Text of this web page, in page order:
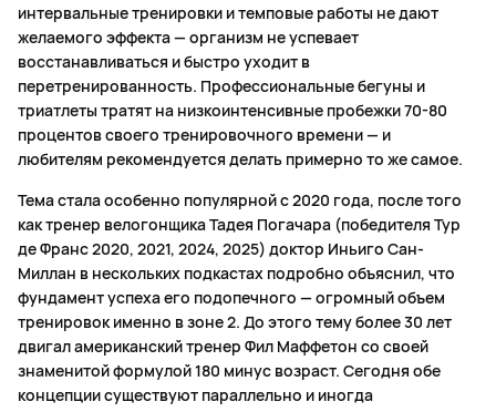
интервальные тренировки и темповые работы не дают
желаемого эффекта — организм не успевает
восстанавливаться и быстро уходит в
перетренированность. Профессиональные бегуны и
триатлеты тратят на низкоинтенсивные пробежки 70-80
процентов своего тренировочного времени — и
любителям рекомендуется делать примерно то же самое.
Тема стала особенно популярной с 2020 года, после того
как тренер велогонщика Тадея Погачара (победителя Тур
де Франс 2020, 2021, 2024, 2025) доктор Иньиго Сан-
Миллан в нескольких подкастах подробно объяснил, что
фундамент успеха его подопечного — огромный объем
тренировок именно в зоне 2. До этого тему более 30 лет
двигал американский тренер Фил Маффетон со своей
знаменитой формулой 180 минус возраст. Сегодня обе
концепции существуют параллельно и иногда